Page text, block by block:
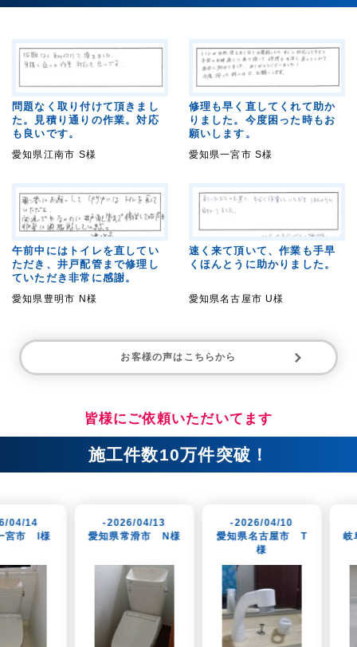
問題なく取り付けて頂きまし
た。見積り通りの作業。対応
も良いです。
愛知県江南市 S様
修理も早く直してくれて助か
りました。今度困った時もお
願いします。
愛知県一宮市 S様
午前中にはトイレを直してい
ただき、井戸配管まで修理し
ていただき非常に感謝。
愛知県豊明市 N様
速く来て頂いて、作業も手早
くほんとうに助かりました。
愛知県名古屋市 U様
お客様の声はこちらから
皆様にご依頼いただいてます
施工件数10万件突破！
-2026/04/13
愛知県常滑市 N様
-2026/04/10
愛知県名古屋市 T
-2026/04/07
岐阜県岐阜市 K